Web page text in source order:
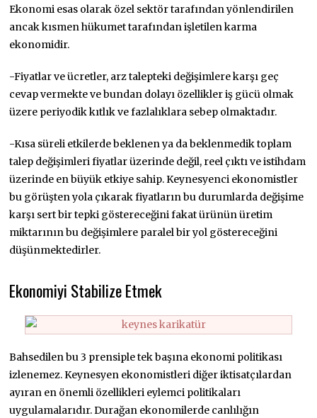
Ekonomi esas olarak özel sektör tarafından yönlendirilen
ancak kısmen hükumet tarafından işletilen karma
ekonomidir.
-Fiyatlar ve ücretler, arz talepteki değişimlere karşı geç
cevap vermekte ve bundan dolayı özellikler iş gücü olmak
üzere periyodik kıtlık ve fazlalıklara sebep olmaktadır.
-Kısa süreli etkilerde beklenen ya da beklenmedik toplam
talep değişimleri fiyatlar üzerinde değil, reel çıktı ve istihdam
üzerinde en büyük etkiye sahip. Keynesyenci ekonomistler
bu görüşten yola çıkarak fiyatların bu durumlarda değişime
karşı sert bir tepki göstereceğini fakat ürünün üretim
miktarının bu değişimlere paralel bir yol göstereceğini
düşünmektedirler.
Ekonomiyi Stabilize Etmek
Bahsedilen bu 3 prensiple tek başına ekonomi politikası
izlenemez. Keynesyen ekonomistleri diğer iktisatçılardan
ayıran en önemli özellikleri eylemci politikaları
uygulamalarıdır. Durağan ekonomilerde canlılığın